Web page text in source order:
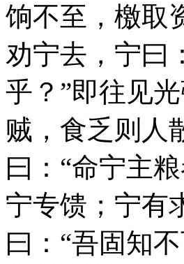
饷不至，檄取
劝宁去，宁曰
乎？”即往见
贼，食乏则人
曰：“命宁主
宁专馈；宁有
曰：“吾固知